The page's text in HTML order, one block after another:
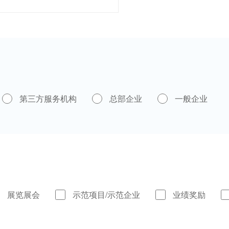
第三方服务机构 总部企业 一般企业
展览展会 示范项目/示范企业 业绩奖励